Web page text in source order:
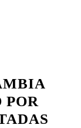
POR